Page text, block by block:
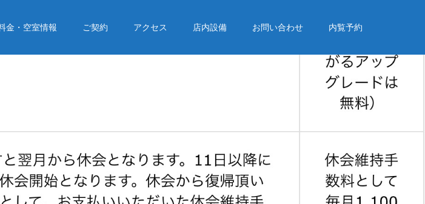
金・空室情報 ご契約 アクセス 店内設備 お問い合わせ 内覧予約